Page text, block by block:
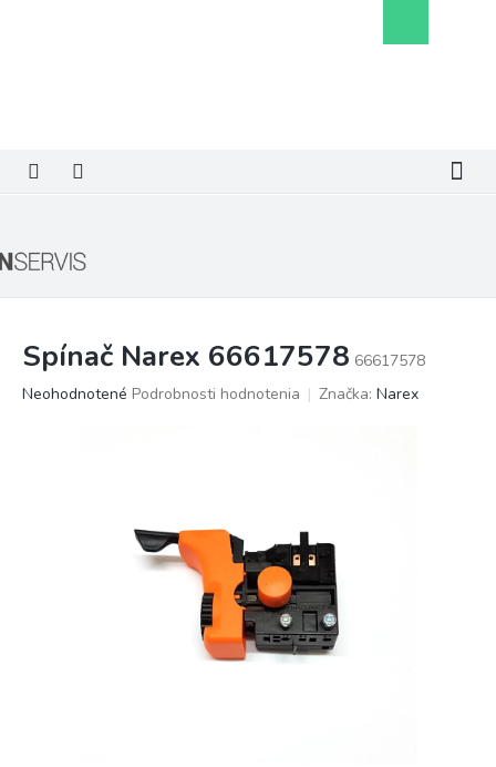
košík
Spínač Narex 66617578 66617578
Priemerné
Neohodnotené Podrobnosti hodnotenia Značka: Narex